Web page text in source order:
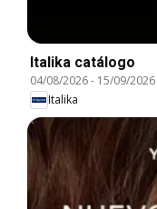
Italika catálogo
04/08/2026- 15/09/2026
Italika